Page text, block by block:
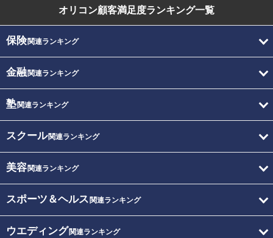
オリコン顧客満足度ランキング一覧
保険関連ランキング
金融関連ランキング
塾関連ランキング
スクール関連ランキング
美容関連ランキング
スポーツ＆ヘルス 関連ランキング
ウエディング関連ランキング